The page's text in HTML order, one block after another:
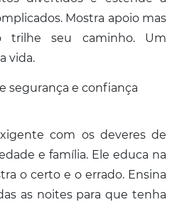
Mostra apoio mas
seu caminho. Um
vida.
segurança e confiança
com os deveres de
e família. Ele educa na
o certo e o errado. Ensina
as noites para que tenha